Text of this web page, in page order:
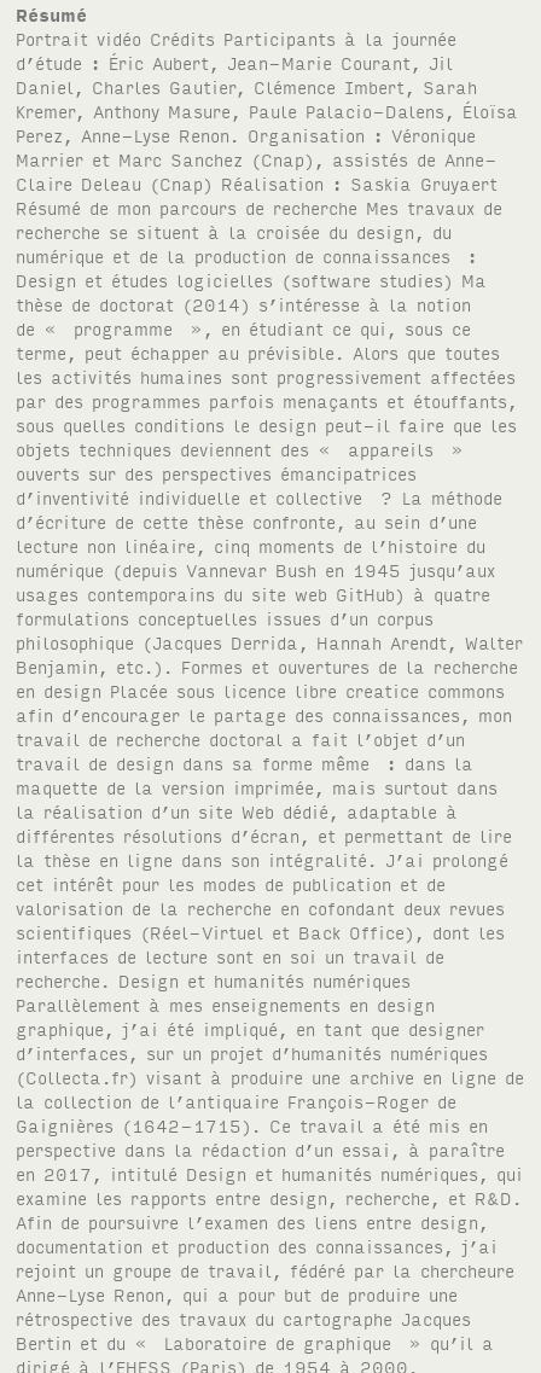
Résumé
Portrait vidéo Crédits Participants à la journée
d’étude : Éric Aubert, Jean-Marie Courant, Jil
Daniel, Charles Gautier, Clémence Imbert, Sarah
Kremer, Anthony Masure, Paule Palacio-Dalens, Éloïsa
Perez, Anne-Lyse Renon. Organisation : Véronique
Marrier et Marc Sanchez (Cnap), assistés de Anne-
Claire Deleau (Cnap) Réalisation : Saskia Gruyaert
Résumé de mon parcours de recherche Mes travaux de
recherche se situent à la croisée du design, du
numérique et de la production de connaissances :
Design et études logicielles (software studies) Ma
thèse de doctorat (2014) s’intéresse à la notion
de « programme », en étudiant ce qui, sous ce
terme, peut échapper au prévisible. Alors que toutes
les activités humaines sont progressivement affectées
par des programmes parfois menaçants et étouffants,
sous quelles conditions le design peut-il faire que les
objets techniques deviennent des « appareils »
ouverts sur des perspectives émancipatrices
d’inventivité individuelle et collective ? La méthode
d’écriture de cette thèse confronte, au sein d’une
lecture non linéaire, cinq moments de l’histoire du
numérique (depuis Vannevar Bush en 1945 jusqu’aux
usages contemporains du site web GitHub) à quatre
formulations conceptuelles issues d’un corpus
philosophique (Jacques Derrida, Hannah Arendt, Walter
Benjamin, etc.). Formes et ouvertures de la recherche
en design Placée sous licence libre creatice commons
afin d’encourager le partage des connaissances, mon
travail de recherche doctoral a fait l’objet d’un
travail de design dans sa forme même : dans la
maquette de la version imprimée, mais surtout dans
la réalisation d’un site Web dédié, adaptable à
différentes résolutions d’écran, et permettant de lire
la thèse en ligne dans son intégralité. J’ai prolongé
cet intérêt pour les modes de publication et de
valorisation de la recherche en cofondant deux revues
scientifiques (Réel-Virtuel et Back Office), dont les
interfaces de lecture sont en soi un travail de
recherche. Design et humanités numériques
Parallèlement à mes enseignements en design
graphique, j’ai été impliqué, en tant que designer
d’interfaces, sur un projet d’humanités numériques
(Collecta.fr) visant à produire une archive en ligne de
la collection de l’antiquaire François-Roger de
Gaignières (1642-1715). Ce travail a été mis en
perspective dans la rédaction d’un essai, à paraître
en 2017, intitulé Design et humanités numériques, qui
examine les rapports entre design, recherche, et R&D.
Afin de poursuivre l’examen des liens entre design,
documentation et production des connaissances, j’ai
rejoint un groupe de travail, fédéré par la chercheure
Anne-Lyse Renon, qui a pour but de produire une
rétrospective des travaux du cartographe Jacques
Bertin et du « Laboratoire de graphique » qu’il a
dirigé à l’EHESS (Paris) de 1954 à 2000.